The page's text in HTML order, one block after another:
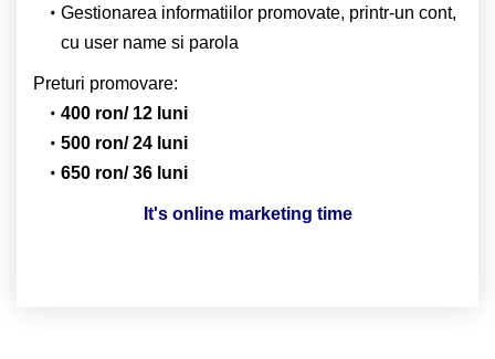
Gestionarea informatiilor promovate, printr-un cont,
cu user name si parola
Preturi promovare:
400 ron/ 12 luni
500 ron/ 24 luni
650 ron/ 36 luni
It's online marketing time